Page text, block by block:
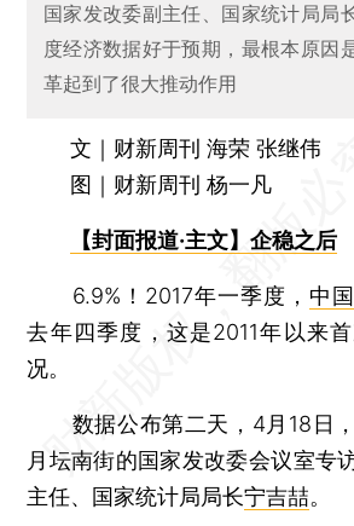
国家发改委副主任、国家统计局局
度经济数据好于预期，最根本原因
革起到了很大推动作用
文｜财新周刊 海荣 张继伟
图｜财新周刊 杨一凡
【封面报道·主文】企稳之后
6.9%！2017年一季度， 中
去年四季度，这是2011年以来
况。
数据公布第二天，4月18日，
月坛南街的国家发改委会议室专
主任、国家统计局局长宁吉喆。